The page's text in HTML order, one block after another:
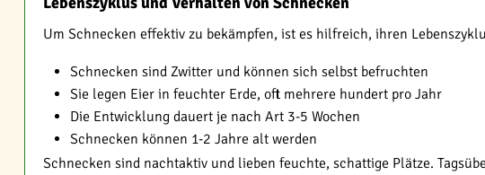
Um Schnecken effektiv zu bekämpfen, ist es hilfreich, ihren
Schnecken sind Zwitter und können sich selbst befruchten
Sie legen Eier in feuchter Erde, oft mehrere hundert pro Jahr
Die Entwicklung dauert je nach Art 3-5 Wochen
Schnecken können 1-2 Jahre alt werden
Schnecken sind nachtaktiv und lieben feuchte, schattige Plätze.